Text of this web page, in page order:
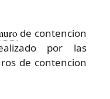
de contencion
por las
de contencion